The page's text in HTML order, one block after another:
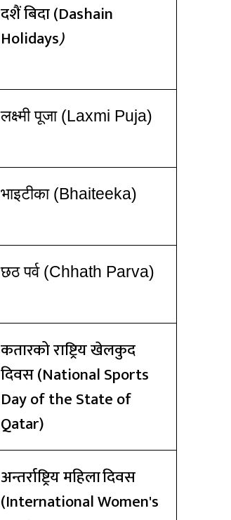
दशैं बिदा(Dashain
Holidays)
लक्ष्मी पूजा (Laxmi Puja)
भाइटीका (Bhaiteeka)
छठ पर्व (Chhath Parva)
कतारकोराष्ट्रियखेलकुद
दिवस(National Sports
Day of the State of
Qatar)
अन्तर्राष्ट्रिय महिलादिवस
(International Women's